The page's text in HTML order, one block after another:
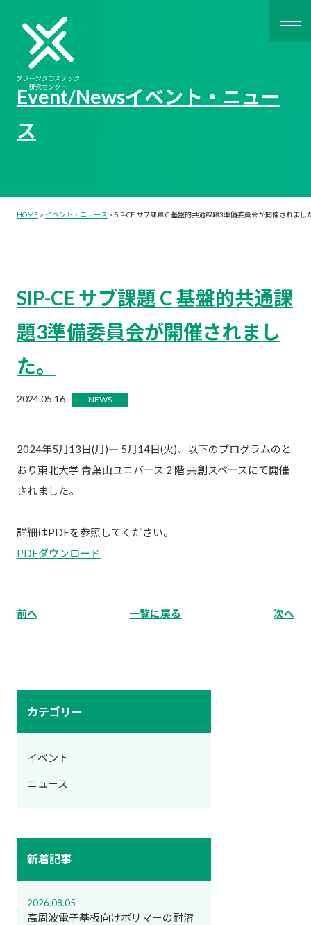
Event/Newsイベント・ニュー
ス
HOME> イベント・ニュース > SIP-CE サブ課題 C 基盤的共通課題3準備委員会が開催されまし
SIP-CE サブ課題 C 基盤的共通課
題3準備委員会が開催されまし
た。
2024.05.16 NEWS
2024年5月13日(月)― 5月14日(火)、以下のプログラムのと
おり東北大学 青葉山ユニバース 2 階 共創スペースにて開催
されました。
詳細はPDFを参照してください。
PDFダウンロード
前へ 一覧に戻る 次へ
カテゴリー
イベント
ニュース
新着記事
2026.08.05
高周波電子基板向けポリマーの耐溶